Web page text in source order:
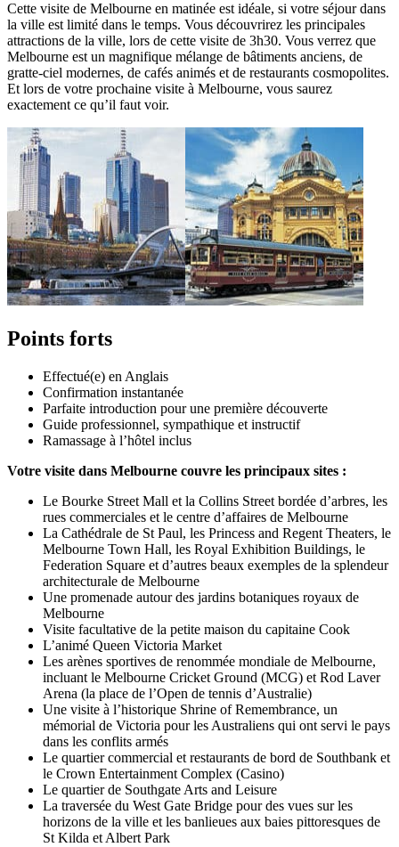
Cette visite de Melbourne en matinée est idéale, si votre séjour dans
la ville est limité dans le temps. Vous découvrirez les principales
attractions de la ville, lors de cette visite de 3h30. Vous verrez que
Melbourne est un magnifique mélange de bâtiments anciens, de
gratte-ciel modernes, de cafés animés et de restaurants cosmopolites.
Et lors de votre prochaine visite à Melbourne, vous saurez
exactement ce qu’il faut voir.
Points forts
Effectué(e) en Anglais
Confirmation instantanée
Parfaite introduction pour une première découverte
Guide professionnel, sympathique et instructif
Ramassage à l’hôtel inclus
Votre visite dans Melbourne couvre les principaux sites :
Le Bourke Street Mall et la Collins Street bordée d’arbres, les
rues commerciales et le centre d’affaires de Melbourne
La Cathédrale de St Paul, les Princess and Regent Theaters, le
Melbourne Town Hall, les Royal Exhibition Buildings, le
Federation Square et d’autres beaux exemples de la splendeur
architecturale de Melbourne
Une promenade autour des jardins botaniques royaux de
Melbourne
Visite facultative de la petite maison du capitaine Cook
L’animé Queen Victoria Market
Les arènes sportives de renommée mondiale de Melbourne,
incluant le Melbourne Cricket Ground (MCG) et Rod Laver
Arena (la place de l’Open de tennis d’Australie)
Une visite à l’historique Shrine of Remembrance, un
mémorial de Victoria pour les Australiens qui ont servi le pays
dans les conflits armés
Le quartier commercial et restaurants de bord de Southbank et
le Crown Entertainment Complex (Casino)
Le quartier de Southgate Arts and Leisure
La traversée du West Gate Bridge pour des vues sur les
horizons de la ville et les banlieues aux baies pittoresques de
St Kilda et Albert Park